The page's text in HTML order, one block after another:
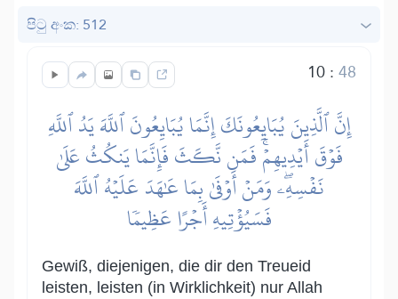
පිටු අංක: 512
10:48
إِنَّ ٱلَّذِينَ يُبَايِعُونَكَ إِنَّمَا يُبَايِعُونَ ٱللَّهَ يَدُ ٱللَّهِ
فَوۡقَ أَيۡدِيهِمۡۚ فَمَن نَّكَثَ فَإِنَّمَا يَنكُثُ عَلَىٰ
نَفۡسِهِۦۖ وَمَنۡ أَوۡفَىٰ بِمَا عَٰهَدَ عَلَيۡهُ ٱللَّهَ
فَسَيُؤۡتِيهِ أَجۡرًا عَظِيمٗا
Gewiß, diejenigen, die dir den Treueid
leisten, leisten (in Wirklichkeit) nur Allah